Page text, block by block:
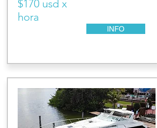
$170 usd x
hora
INFO